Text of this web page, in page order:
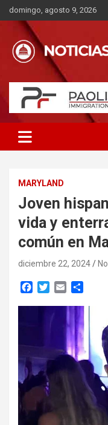
Saltar
al
contenido
domingo, agosto 9, 2026
MARYLAND
Joven
vida y
común en
diciembre 22, 2024
o
k
t
r
a
i
l
p
a
r
t
i
r